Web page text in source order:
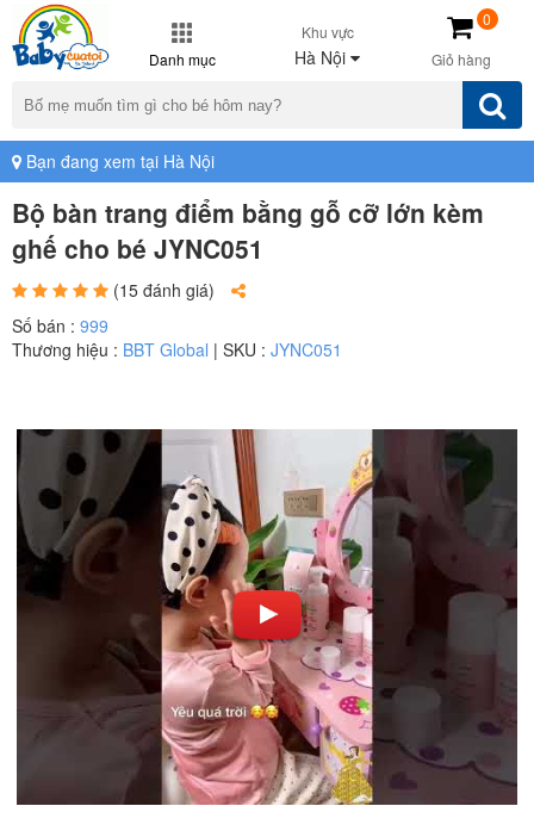
Danh mục
Khu vực
Hà Nội Giỏ hàng
0
Bạn đang xem tại Hà Nội
Bộ bàn trang điểm bằng gỗ cỡ lớn kèm
ghế cho bé JYNC051
(15 đánh giá)
Số bán : 999
Thương hiệu : BBT Global | SKU : JYNC051